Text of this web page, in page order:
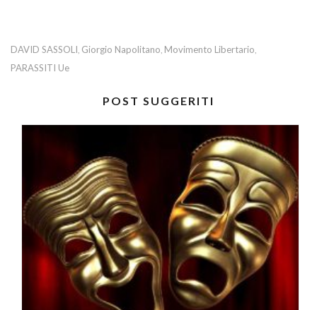
DAVID SASSOLI Giorgio Napolitano Movimento Libertario
PARASSITI Ue
POST SUGGERITI